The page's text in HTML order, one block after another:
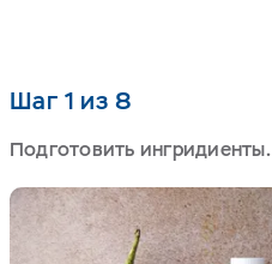
Шаг 1 из 8
Подготовить ингридиенты.